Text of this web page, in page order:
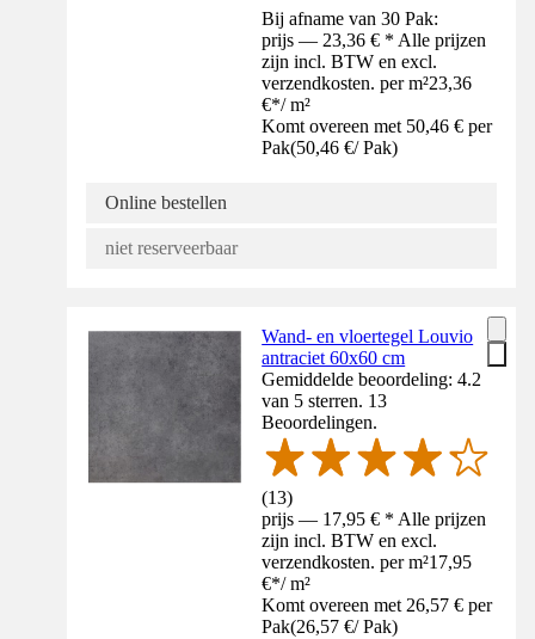
Bij afname van 30 Pak:
prijs — 23,36 € * Alle prijzen
zijn incl. BTW en excl.
verzendkosten. per m²23,36
€*/ m²
Komt overeen met 50,46 € per
Pak(50,46 €/ Pak)
Online bestellen
niet reserveerbaar
Wand- en vloertegel Louvio
antraciet 60x60 cm
Gemiddelde beoordeling: 4.2
van 5 sterren. 13
Beoordelingen.
(13)
prijs — 17,95 € * Alle prijzen
zijn incl. BTW en excl.
verzendkosten. per m²17,95
€*/ m²
Komt overeen met 26,57 € per
Pak(26,57 €/ Pak)